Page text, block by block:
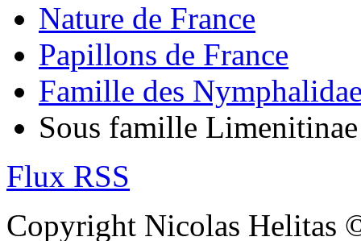
Nature de France
Papillons de France
Famille des
Sous famille Limenitinae
Flux RSS
Copyright Nicolas Helitas